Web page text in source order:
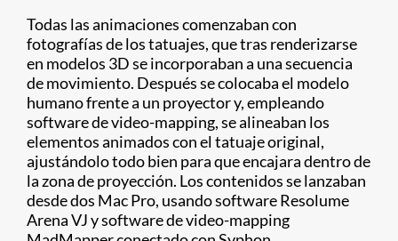
Todas las animaciones comenzaban con
fotografías de los tatuajes, que tras renderizarse
en modelos 3D se incorporaban a una secuencia
de movimiento. Después se colocaba el modelo
humano frente a un proyector y, empleando
software de video-mapping, se alineaban los
elementos animados con el tatuaje original,
ajustándolo todo bien para que encajara dentro de
la zona de proyección. Los contenidos se lanzaban
desde dos Mac Pro, usando software Resolume
Arena VJ y software de video-mapping